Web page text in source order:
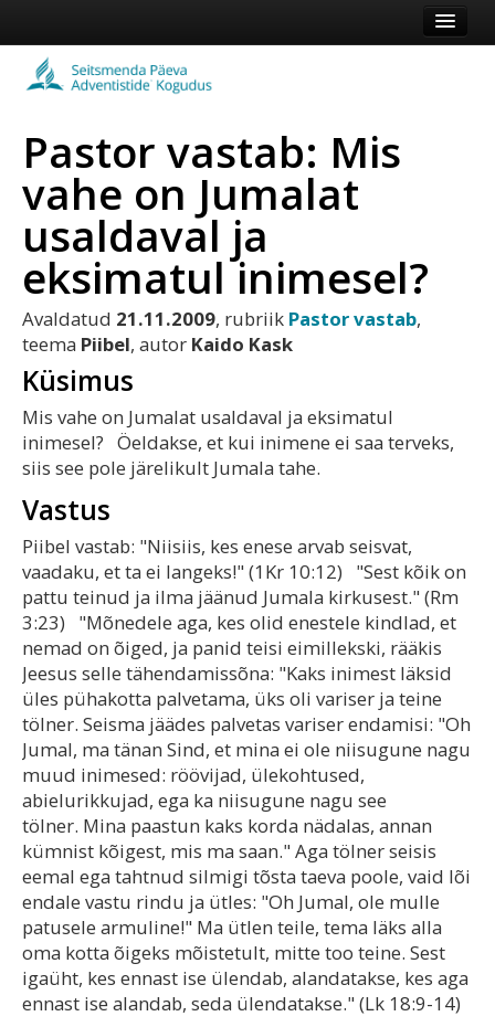
Koduleht
Vaata veel
Pastor vastab: Mis
vahe on Jumalat
usaldaval ja
eksimatul inimesel?
Avaldatud 21.11.2009, rubriik Pastor vastab,
teema Piibel, autor Kaido Kask
Küsimus
Mis vahe on Jumalat usaldaval ja eksimatul
inimesel? Öeldakse, et kui inimene ei saa terveks,
siis see pole järelikult Jumala tahe.
Vastus
Piibel vastab: "Niisiis, kes enese arvab seisvat,
vaadaku, et ta ei langeks!" (1Kr 10:12) "Sest kõik on
pattu teinud ja ilma jäänud Jumala kirkusest." (Rm
3:23) "Mõnedele aga, kes olid enestele kindlad, et
nemad on õiged, ja panid teisi eimillekski, rääkis
Jeesus selle tähendamissõna: "Kaks inimest läksid
üles pühakotta palvetama, üks oli variser ja teine
tölner. Seisma jäädes palvetas variser endamisi: "Oh
Jumal, ma tänan Sind, et mina ei ole niisugune nagu
muud inimesed: röövijad, ülekohtused,
abielurikkujad, ega ka niisugune nagu see
tölner. Mina paastun kaks korda nädalas, annan
kümnist kõigest, mis ma saan." Aga tölner seisis
eemal ega tahtnud silmigi tõsta taeva poole, vaid lõi
endale vastu rindu ja ütles: "Oh Jumal, ole mulle
patusele armuline!" Ma ütlen teile, tema läks alla
oma kotta õigeks mõistetult, mitte too teine. Sest
igaüht, kes ennast ise ülendab, alandatakse, kes aga
ennast ise alandab, seda ülendatakse." (Lk 18:9-14)